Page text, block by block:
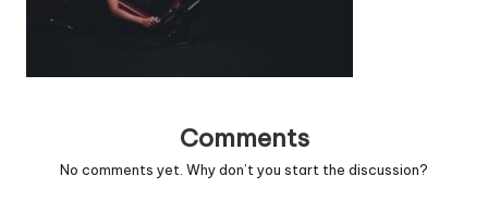
Comments
No comments yet. Why don’t you start the discussion?